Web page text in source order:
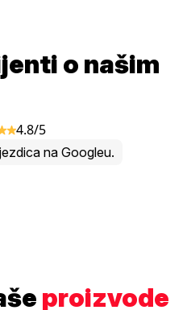
o našim
4.8/5
na Googleu.
proizvode